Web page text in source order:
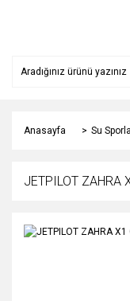
Anasayfa Su
JETPILOT ZAHRA